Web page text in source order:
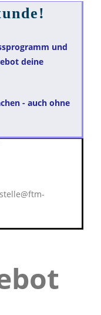
und
deine
- auch ohne